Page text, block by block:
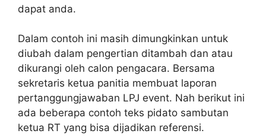
dapat anda.
Dalam contoh ini masih dimungkinkan untuk
diubah dalam pengertian ditambah dan atau
dikurangi oleh calon pengacara. Bersama
sekretaris ketua panitia membuat laporan
pertanggungjawaban LPJ event. Nah berikut ini
ada beberapa contoh teks pidato sambutan
ketua RT yang bisa dijadikan referensi.